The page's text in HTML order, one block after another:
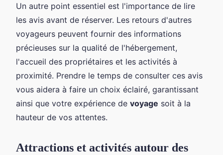
Un autre point essentiel est l'importance de lire
les avis avant de réserver. Les retours d'autres
voyageurs peuvent fournir des informations
précieuses sur la qualité de l'hébergement,
l'accueil des propriétaires et les activités à
proximité. Prendre le temps de consulter ces avis
vous aidera à faire un choix éclairé, garantissant
ainsi que votre expérience de voyage soit à la
hauteur de vos attentes.
Attractions et activités autour des